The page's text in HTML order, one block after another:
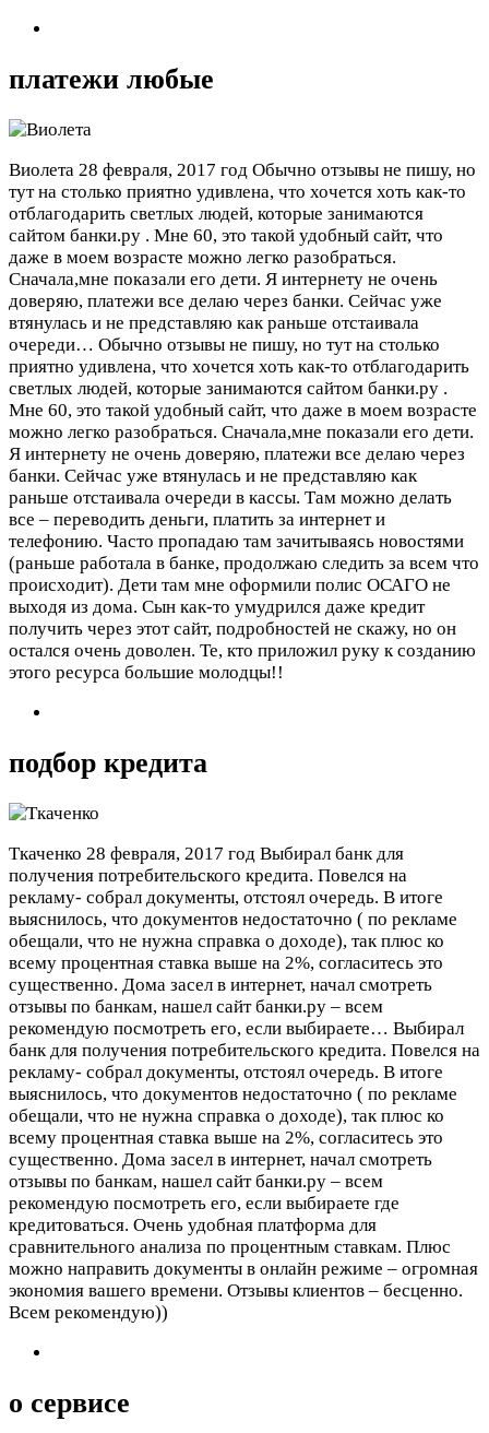
платежи любые
Виолета 28 февраля, 2017 год Обычно отзывы не пишу, но
тут на столько приятно удивлена, что хочется хоть как-то
отблагодарить светлых людей, которые занимаются
сайтом банки.ру . Мне 60, это такой удобный сайт, что
даже в моем возрасте можно легко разобраться.
Сначала,мне показали его дети. Я интернету не очень
доверяю, платежи все делаю через банки. Сейчас уже
втянулась и не представляю как раньше отстаивала
очереди… Обычно отзывы не пишу, но тут на столько
приятно удивлена, что хочется хоть как-то отблагодарить
светлых людей, которые занимаются сайтом банки.ру .
Мне 60, это такой удобный сайт, что даже в моем возрасте
можно легко разобраться. Сначала,мне показали его дети.
Я интернету не очень доверяю, платежи все делаю через
банки. Сейчас уже втянулась и не представляю как
раньше отстаивала очереди в кассы. Там можно делать
все – переводить деньги, платить за интернет и
телефонию. Часто пропадаю там зачитываясь новостями
(раньше работала в банке, продолжаю следить за всем что
происходит). Дети там мне оформили полис ОСАГО не
выходя из дома. Сын как-то умудрился даже кредит
получить через этот сайт, подробностей не скажу, но он
остался очень доволен. Те, кто приложил руку к созданию
этого ресурса большие молодцы!!
подбор кредита
Ткаченко 28 февраля, 2017 год Выбирал банк для
получения потребительского кредита. Повелся на
рекламу- собрал документы, отстоял очередь. В итоге
выяснилось, что документов недостаточно ( по рекламе
обещали, что не нужна справка о доходе), так плюс ко
всему процентная ставка выше на 2%, согласитесь это
существенно. Дома засел в интернет, начал смотреть
отзывы по банкам, нашел сайт банки.ру – всем
рекомендую посмотреть его, если выбираете… Выбирал
банк для получения потребительского кредита. Повелся на
рекламу- собрал документы, отстоял очередь. В итоге
выяснилось, что документов недостаточно ( по рекламе
обещали, что не нужна справка о доходе), так плюс ко
всему процентная ставка выше на 2%, согласитесь это
существенно. Дома засел в интернет, начал смотреть
отзывы по банкам, нашел сайт банки.ру – всем
рекомендую посмотреть его, если выбираете где
кредитоваться. Очень удобная платформа для
сравнительного анализа по процентным ставкам. Плюс
можно направить документы в онлайн режиме – огромная
экономия вашего времени. Отзывы клиентов – бесценно.
Всем рекомендую))
о сервисе